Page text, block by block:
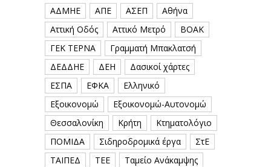
ΑΔΜΗΕ ΑΠΕ ΑΣΕΠ
Αθήνα
Αττική Οδός
Αττικό Μετρό
ΒΟΑΚ
ΓΕΚ ΤΕΡΝΑ
Γραμματή Μπακλατσή
ΔΕΔΔΗΕ
ΔΕΗ
Δασικοί χάρτες
ΕΣΠΑ
ΕΦΚΑ
Ελληνικό
Εξοικονομώ
Εξοικονομώ-Αυτονομώ
Θεσσαλονίκη
Κρήτη
Κτηματολόγιο
ΠΟΜΙΔΑ
Σιδηροδρομικά έργα
ΣτΕ
ΤΑΙΠΕΔ
ΤΕΕ
Ταμείο Ανάκαμψης